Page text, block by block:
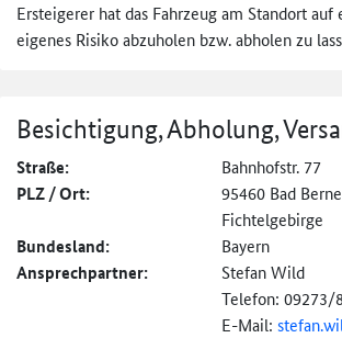
Ersteigerer hat das Fahrzeug am Standort
eigenes Risiko abzuholen bzw. abholen zu
Besichtigung, Abholung,
Straße: Bahnhofstr. 77
PLZ / Ort:
95460 Bad
Fichtelgebirge
Bundesland: Bayern
Ansprechpartner:
Stefan Wild
Telefon: 09273/
E-Mail: